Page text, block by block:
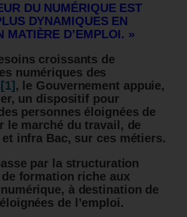
DU NUMÉRIQUE EST
DYNAMIQUES EN
MATIÈRE D’EMPLOI. »
croissants de
numériques des
[1] , le Gouvernement appuie,
un dispositif pour
personnes éloignées de
le marché du travail, de
infra Bac, sur ces métiers.
par la structuration
de formation riche aux
à destination de
de l’emploi.